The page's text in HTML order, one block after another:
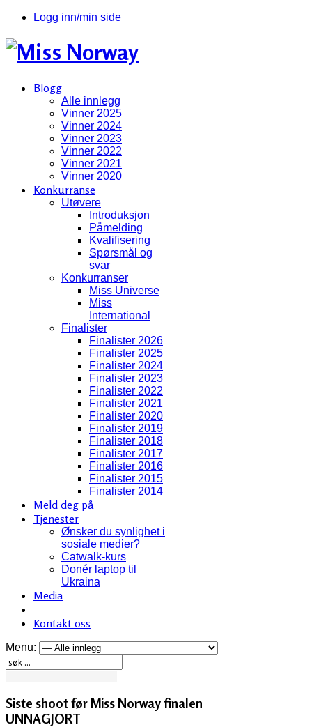
Logg inn/min side
Blogg
Alle innlegg
Vinner 2025
Vinner 2024
Vinner 2023
Vinner 2022
Vinner 2021
Vinner 2020
Konkurranse
Utøvere
Introduksjon
Påmelding
Kvalifisering
Spørsmål og
svar
Konkurranser
Miss Universe
Miss
International
Finalister
Finalister 2026
Finalister 2025
Finalister 2024
Finalister 2023
Finalister 2022
Finalister 2021
Finalister 2020
Finalister 2019
Finalister 2018
Finalister 2017
Finalister 2016
Finalister 2015
Finalister 2014
Meld deg på
Tjenester
Ønsker du synlighet i
sosiale medier?
Catwalk-kurs
Donér laptop til
Ukraina
Media
Kontakt oss
Menu:
Siste shoot før Miss Norway finalen
UNNAGJORT